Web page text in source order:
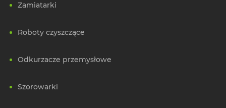
Zamiatarki
Roboty czyszczące
Odkurzacze przemysłowe
Szorowarki